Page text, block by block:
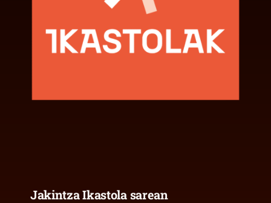
Jakintza Ikastola sarean